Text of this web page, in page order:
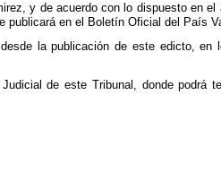
y de acuerdo con lo dispuesto en
publicará en el Boletín Oficial del País
la publicación de este edicto,
de este Tribunal, donde podrá